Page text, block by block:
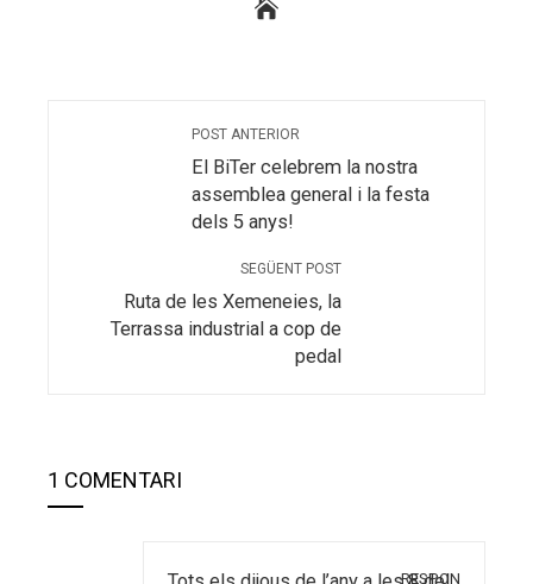
POST ANTERIOR
El BiTer celebrem la nostra
assemblea general i la festa
dels 5 anys!
SEGÜENT POST
Ruta de les Xemeneies, la
Terrassa industrial a cop de
pedal
1 COMENTARI
RESPON